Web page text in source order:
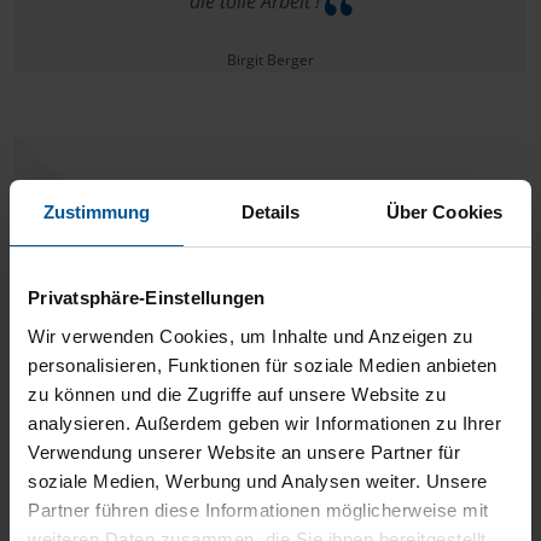
Zustimmung Details Über Cookies
Privatsphäre-Einstellungen
Wir verwenden Cookies, um Inhalte und Anzeigen zu
personalisieren, Funktionen für soziale Medien anbieten
zu können und die Zugriffe auf unsere Website zu
analysieren. Außerdem geben wir Informationen zu Ihrer
Verwendung unserer Website an unsere Partner für
soziale Medien, Werbung und Analysen weiter. Unsere
Partner führen diese Informationen möglicherweise mit
Birgit Berger
Alles perfekt!!!
Mit den ständigen Änderungen zum Steuerrecht auch in
Hinblick der aktuellen Entwicklungen, habe ich vollstes
Vertrauen, optimal beraten zu werden. Ich wünsche mir
weiterhin langfristig ein gutes Geschäftsverhältnis zu meinem